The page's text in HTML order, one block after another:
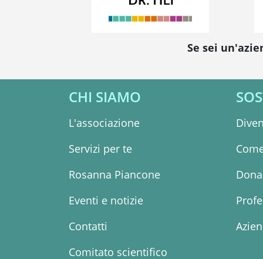
Se sei
CHI SIAMO
L'associazione
Servizi per te
Rosanna Piancone
Eventi e notizie
Contatti
Comitato scientifico